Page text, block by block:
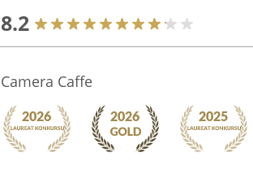
8.2
Camera Caffe